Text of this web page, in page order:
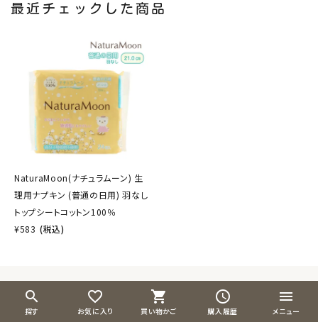
search
探す
favorite_border
お気に入り
shopping_cart
買い物かご
schedule
購入履歴
menu
メニュー
最近チェックした商品
NaturaMoon(ナチュラムーン) 生
理用ナプキン (普通の日用) 羽なし
トップシートコットン100％
¥583 (税込)